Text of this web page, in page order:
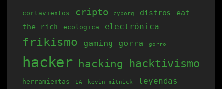
elegir
en
la
de
producto
cortavientos cripto cyborg distros
eat
the rich
ecologica electrónica
frikismo gaming gorra gorro
hacker hacking hacktivismo
herramientas IA kevin mitnick leyendas